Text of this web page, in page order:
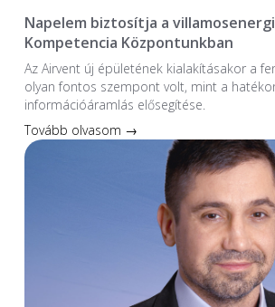
Napelem biztosítja a
Kompetencia Központunkban
Az Airvent új épületének kialakításakor a
olyan fontos szempont volt, mint a
információáramlás elősegítése.
Tovább olvasom →